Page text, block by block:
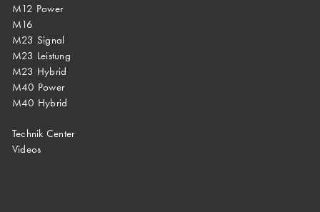
M12 Power
M16
M23 Signal
M23 Leistung
M23 Hybrid
M40 Power
M40 Hybrid
Technik Center
Videos